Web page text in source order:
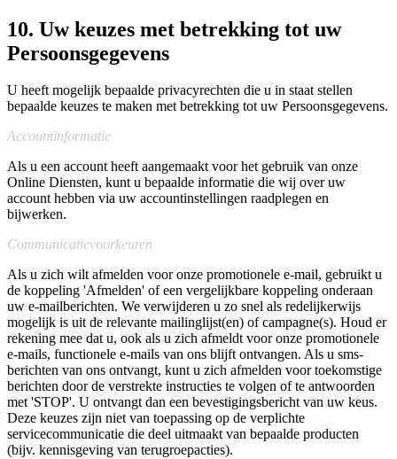
10. Uw keuzes met betrekking tot uw
Persoonsgegevens
U heeft mogelijk bepaalde privacyrechten die u in staat stellen
bepaalde keuzes te maken met betrekking tot uw Persoonsgegevens.
Accountinformatie
Als u een account heeft aangemaakt voor het gebruik van onze
Online Diensten, kunt u bepaalde informatie die wij over uw
account hebben via uw accountinstellingen raadplegen en
bijwerken.
Communicatievoorkeuren
Als u zich wilt afmelden voor onze promotionele e-mail, gebruikt u
de koppeling 'Afmelden' of een vergelijkbare koppeling onderaan
uw e-mailberichten. We verwijderen u zo snel als redelijkerwijs
mogelijk is uit de relevante mailinglijst(en) of campagne(s). Houd er
rekening mee dat u, ook als u zich afmeldt voor onze promotionele
e-mails, functionele e-mails van ons blijft ontvangen. Als u sms-
berichten van ons ontvangt, kunt u zich afmelden voor toekomstige
berichten door de verstrekte instructies te volgen of te antwoorden
met 'STOP'. U ontvangt dan een bevestigingsbericht van uw keus.
Deze keuzes zijn niet van toepassing op de verplichte
servicecommunicatie die deel uitmaakt van bepaalde producten
(bijv. kennisgeving van terugroepacties).